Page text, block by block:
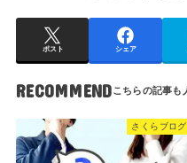
ポスト シェア
RECOMMEND
さくらブログ